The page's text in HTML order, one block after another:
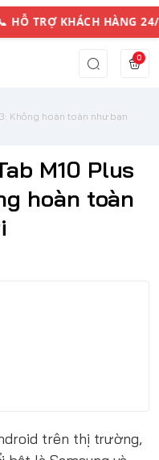
TRỢ KHÁCH
0
Không hoàn toàn như bạn
M10 Plus
hoàn toàn
trên thị trường,